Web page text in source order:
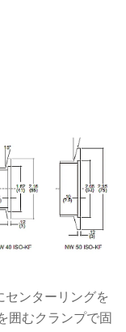
センターリングを
囲むクランプで固